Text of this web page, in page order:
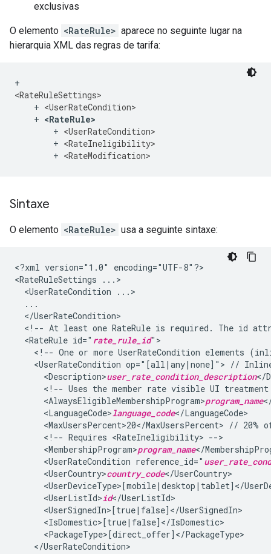
exclusivas
O elemento <RateRule> aparece no seguinte lugar na
hierarquia XML das regras de tarifa:
+
<RateRuleSettings>
    +
<UserRateCondition>
    +
<RateRule>
        +
<UserRateCondition>
        +
<RateIneligibility>
        +
<RateModification>
Sintaxe
O elemento <RateRule> usa a seguinte sintaxe:
<?xml version="1.0"
encoding="UTF-8"?>
<RateRuleSettings
<UserRateCondition
<!-- At least one RateRule is required. The id
<RateRule id=" rate_rule_id
<!-- One or more UserRateCondition elements
<UserRateCondition op="[all|any|none]"> //
<Description>user_rate_condition_description
<!-- Uses the member rate visible UI treatment
<AlwaysEligibleMembershipProgram>program_name
<LanguageCode>language_code
<MaxUsersPercent>20</MaxUsersPercent> // 20%
<!-- Requires <RateIneligibility>
<MembershipProgram>program_name
<UserRateCondition reference_id="
<UserCountry>country_code
<UserListId>id